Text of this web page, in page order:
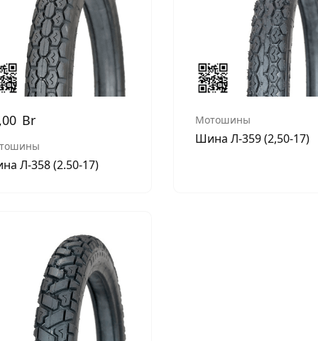
Br
Л-358 (2.50-17)
Мотошины
Шина Л-359 (2,50-17)